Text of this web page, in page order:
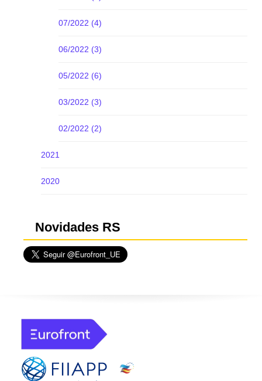
07/2022 (4)
06/2022 (3)
05/2022 (6)
03/2022 (3)
02/2022 (2)
2021
2020
Novidades RS